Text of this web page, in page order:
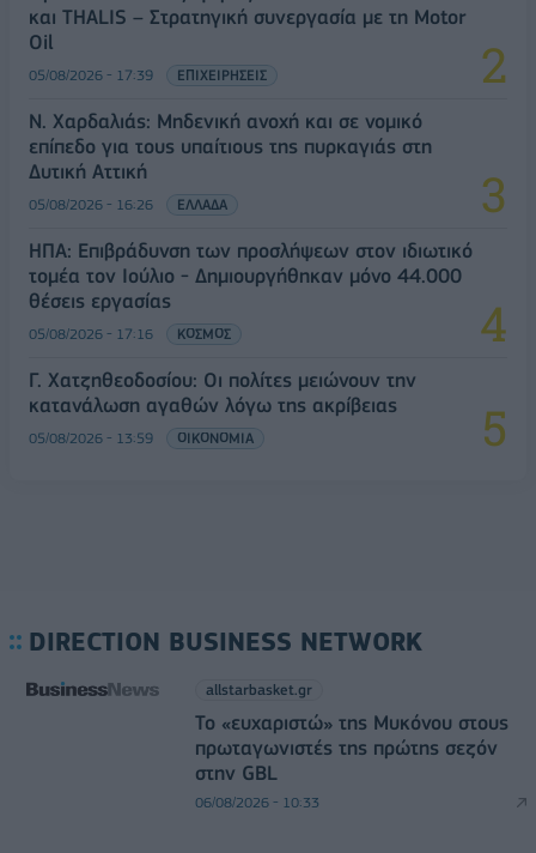
και THALIS – Στρατηγική συνεργασία με τη Motor
Oil
05/08/2026 - 17:39 ΕΠΙΧΕΙΡΗΣΕΙΣ
Ν. Χαρδαλιάς: Μηδενική ανοχή και σε νομικό
επίπεδο για τους υπαίτιους της πυρκαγιάς στη
Δυτική Αττική
05/08/2026 - 16:26 ΕΛΛΑΔΑ
ΗΠΑ: Επιβράδυνση των προσλήψεων στον ιδιωτικό
τομέα τον Ιούλιο - Δημιουργήθηκαν μόνο 44.000
θέσεις εργασίας
05/08/2026 - 17:16 ΚΟΣΜΟΣ
Γ. Χατζηθεοδοσίου: Οι πολίτες μειώνουν την
κατανάλωση αγαθών λόγω της ακρίβειας
05/08/2026 - 13:59 ΟΙΚΟΝΟΜΙΑ
DIRECTION BUSINESS NETWORK
allstarbasket.gr
Το «ευχαριστώ» της Μυκόνου στους
πρωταγωνιστές της πρώτης σεζόν
στην GBL
06/08/2026 - 10:33